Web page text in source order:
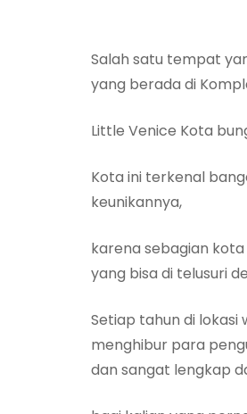
Salah satu tempat
yang berada di
Little Venice Kota
Kota ini terkenal
keunikannya,
karena sebagian
yang bisa di telusuri
Setiap tahun di lokasi
menghibur para
dan sangat lengkap